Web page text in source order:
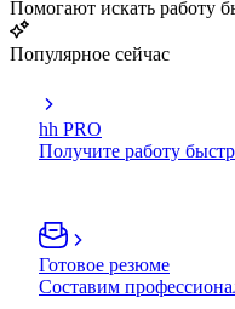
Помогают искать работу
Популярное сейчас
hh PRO
Получите работу
Готовое резюме
Составим